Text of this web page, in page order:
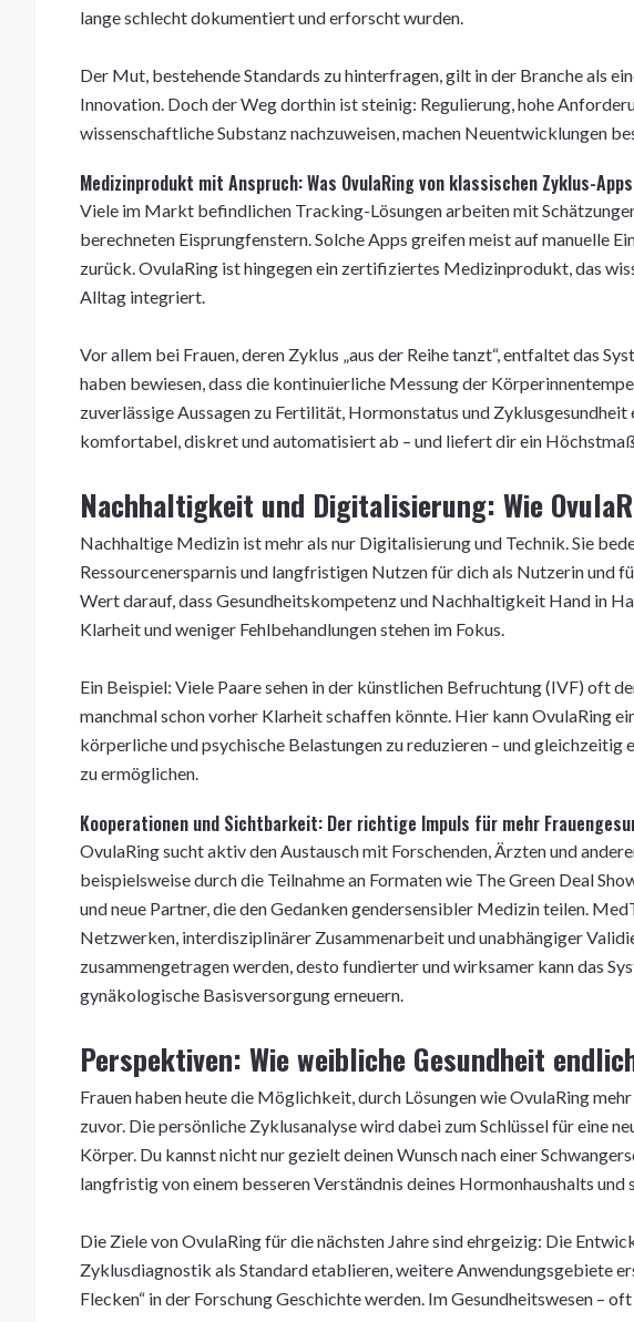
lange schlecht dokumentiert und erforscht wurden.
Der Mut, bestehende Standards zu hinterfragen, gilt in der Branche als
Innovation. Doch der Weg dorthin ist steinig: Regulierung, hohe
wissenschaftliche Substanz nachzuweisen, machen Neuentwicklungen
Medizinprodukt mit Anspruch: Was OvulaRing von klassischen Zyklus-
Viele im Markt befindlichen Tracking-Lösungen arbeiten mit
berechneten Eisprungfenstern. Solche Apps greifen meist auf manuelle
zurück. OvulaRing ist hingegen ein zertifiziertes Medizinprodukt, das
Alltag integriert.
Vor allem bei Frauen, deren Zyklus „aus der Reihe tanzt“, entfaltet das
haben bewiesen, dass die kontinuierliche Messung der
zuverlässige Aussagen zu Fertilität, Hormonstatus und
komfortabel, diskret und automatisiert ab – und liefert dir ein
Nachhaltigkeit und Digitalisierung: Wie
Nachhaltige Medizin ist mehr als nur Digitalisierung und Technik. Sie
Ressourcenersparnis und langfristigen Nutzen für dich als Nutzerin und
Wert darauf, dass Gesundheitskompetenz und Nachhaltigkeit Hand in
Klarheit und weniger Fehlbehandlungen stehen im Fokus.
Ein Beispiel: Viele Paare sehen in der künstlichen Befruchtung (IVF) oft
manchmal schon vorher Klarheit schaffen könnte. Hier kann OvulaRing
körperliche und psychische Belastungen zu reduzieren – und gleichzeitig
zu ermöglichen.
Kooperationen und Sichtbarkeit: Der richtige Impuls für mehr
OvulaRing sucht aktiv den Austausch mit Forschenden, Ärzten und
beispielsweise durch die Teilnahme an Formaten wie The Green Deal
und neue Partner, die den Gedanken gendersensibler Medizin teilen.
Netzwerken, interdisziplinärer Zusammenarbeit und unabhängiger
zusammengetragen werden, desto fundierter und wirksamer kann das
gynäkologische Basisversorgung erneuern.
Perspektiven: Wie weibliche Gesundheit
Frauen haben heute die Möglichkeit, durch Lösungen wie OvulaRing
zuvor. Die persönliche Zyklusanalyse wird dabei zum Schlüssel für eine
Körper. Du kannst nicht nur gezielt deinen Wunsch nach einer
langfristig von einem besseren Verständnis deines Hormonhaushalts
Die Ziele von OvulaRing für die nächsten Jahre sind ehrgeizig: Die
Zyklusdiagnostik als Standard etablieren, weitere Anwendungsgebiete
Flecken“ in der Forschung Geschichte werden. Im Gesundheitswesen –